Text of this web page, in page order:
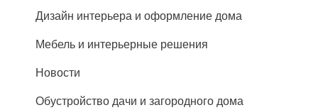
Дизайн интерьера и оформление дома
Мебель и интерьерные решения
Новости
Обустройство дачи и загородного дома